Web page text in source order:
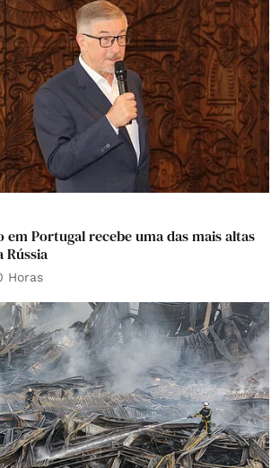
em Portugal recebe uma das mais altas
Rússia
Horas